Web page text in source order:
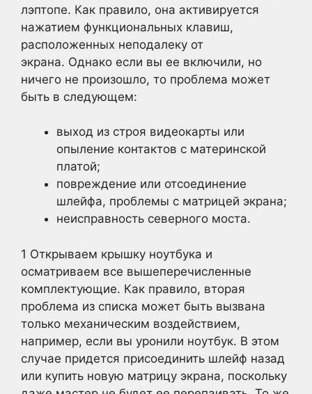
лэптопе. Как правило, она активируется
нажатием функциональных клавиш,
расположенных неподалеку от
экрана. Однако если вы ее включили, но
ничего не произошло, то проблема может
быть в следующем:
выход из строя видеокарты или
опыление контактов с материнской
платой;
повреждение или отсоединение
шлейфа, проблемы с матрицей экрана;
неисправность северного моста.
1 Открываем крышку ноутбука и
осматриваем все вышеперечисленные
комплектующие. Как правило, вторая
проблема из списка может быть вызвана
только механическим воздействием,
например, если вы уронили ноутбук. В этом
случае придется присоединить шлейф назад
или купить новую матрицу экрана, поскольку